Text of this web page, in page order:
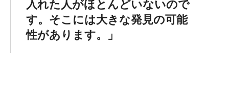
入れた人がほとんどいないので
す。そこには大きな発見の可能
性があります。